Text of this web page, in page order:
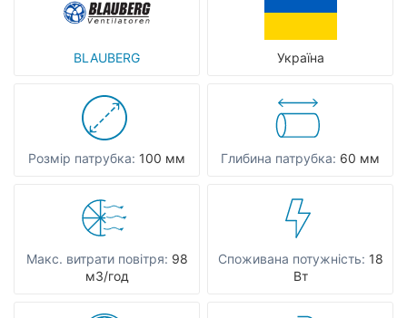
BLAUBERG Україна
Розмір патрубка: 100 мм Глибина патрубка: 60 мм
Макс. витрати повітря: 98
мЗ/год
Споживана потужність: 18
Вт